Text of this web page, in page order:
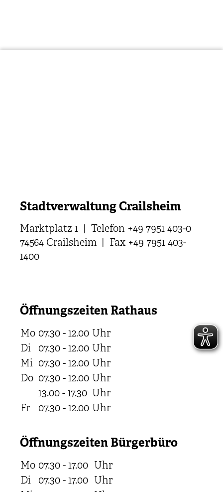
Stadtverwaltung Crailsheim
Marktplatz 1 | Telefon +49 7951 403-0
74564 Crailsheim | Fax +49 7951 403-
1400
Öffnungszeiten Rathaus
Mo 07.30 - 12.00 Uhr
Di
07.30 - 12.00 Uhr
Mi 07.30 - 12.00 Uhr
Do 07.30 - 12.00 Uhr
13.00 - 17.30 Uhr
Fr
07.30 - 12.00 Uhr
Öffnungszeiten Bürgerbüro
Mo 07.30 - 17.00 Uhr
Di
07.30 - 17.00 Uhr